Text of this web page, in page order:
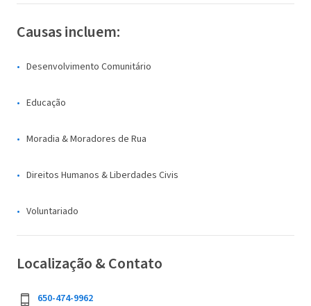
Causas incluem:
Desenvolvimento Comunitário
Educação
Moradia & Moradores de Rua
Direitos Humanos & Liberdades Civis
Voluntariado
Localização & Contato
650-474-9962